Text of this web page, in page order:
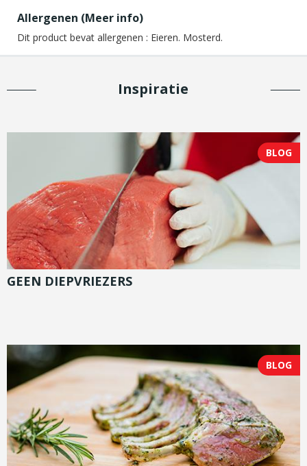
Allergenen (Meer info)
Dit product bevat allergenen : Eieren. Mosterd.
Inspiratie
BLOG
GEEN DIEPVRIEZERS
BLOG